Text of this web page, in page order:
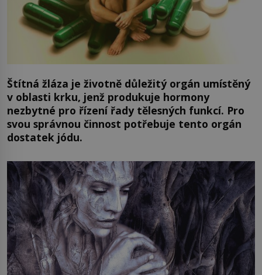
Štítná žláza je životně důležitý orgán umístěný
v oblasti krku, jenž produkuje hormony
nezbytné pro řízení řady tělesných funkcí. Pro
svou správnou činnost potřebuje tento orgán
dostatek jódu.